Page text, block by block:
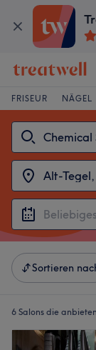
FRISEUR NÄGEL
Sortieren
6 Salons die